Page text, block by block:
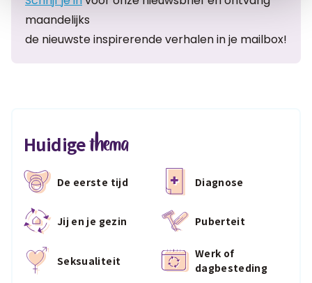
maandelijks
de nieuwste inspirerende verhalen in je mailbox!
Huidigethema
De eerste tijd Diagnose
Jij en je gezin Puberteit
Seksualiteit
Werk of
dagbesteding